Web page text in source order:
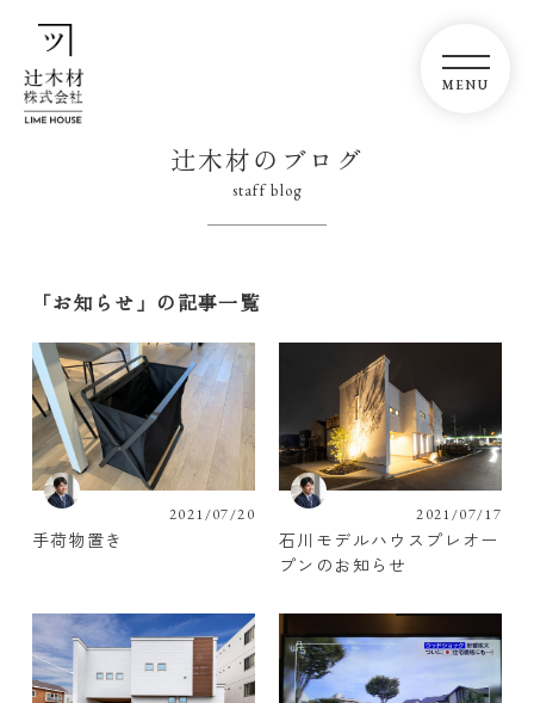
辻木材のブログ
staff blog
「お知らせ」の記事一覧
2021/07/20
手荷物置き
2021/07/17
石川モデルハウスプレオー
プンのお知らせ